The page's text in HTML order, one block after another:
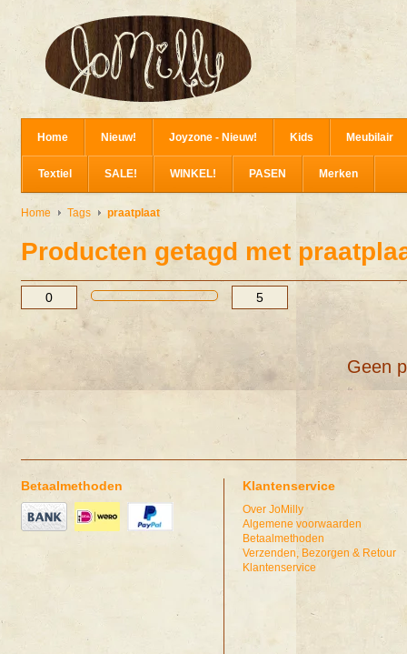
Home Nieuw! Joyzone - Nieuw! Kids Meubilair
Textiel SALE! WINKEL! PASEN Merken
Home Tags praatplaat
Producten getagd met
Geen
Betaalmethoden Klantenservice
Over JoMilly
Algemene voorwaarden
Betaalmethoden
Verzenden, Bezorgen & Retour
Klantenservice